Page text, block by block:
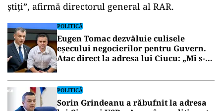
știți”, afirmă directorul general al RAR.
POLITICĂ
Eugen Tomac dezvăluie culisele
eșecului negocierilor pentru Guvern.
Atac direct la adresa lui Ciucu: „Mi s-a
POLITICĂ
Sorin Grindeanu a răbufnit la adresa